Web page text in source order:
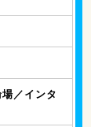
／インタ